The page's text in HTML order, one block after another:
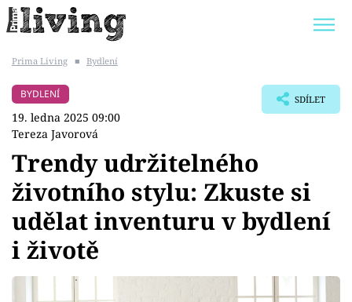
BYDLENÍ SLAVNÝCH
Témata
Bydlení
Zahrada
Prima Living ■ Bydlení
BYDLENÍ
19. ledna 2025 09:00
Tereza Javorová
SDÍLET
Trendy udržitelného
životního stylu: Zkuste si
udělat inventuru v bydlení
i životě